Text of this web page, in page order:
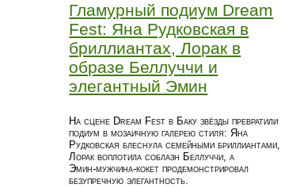
Гламурный подиум Dream
Fest: Яна Рудковская в
бриллиантах, Лорак в
образе Беллуччи и
элегантный Эмин
На сцене Dream Fest в Баку звёзды превратили
подиум в мозаичную галерею стиля: Яна
Рудковская блеснула семейными бриллиантами,
Лорак воплотила соблазн Беллуччи, а
Эмин‑мужчина‑кокет продемонстрировал
безупречную элегантность.